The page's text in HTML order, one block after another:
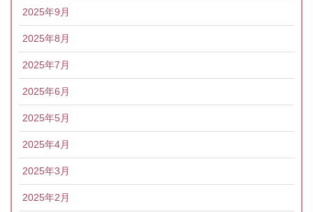
2025年9月
2025年8月
2025年7月
2025年6月
2025年5月
2025年4月
2025年3月
2025年2月